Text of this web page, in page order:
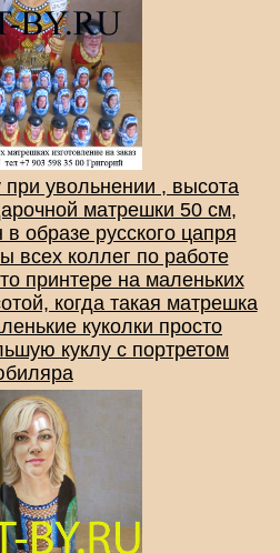
при увольнении , высота
матрешки 50 см,
образе русского цапря
всех коллег по работе
принтере на маленьких
когда такая матрешка
куколки просто
куклу с портретом